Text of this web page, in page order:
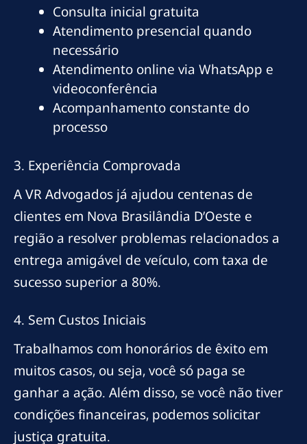
Consulta inicial gratuita
Atendimento presencial quando
necessário
Atendimento online via WhatsApp e
videoconferência
Acompanhamento constante do
processo
3. Experiência Comprovada
A VR Advogados já ajudou centenas de
clientes em Nova Brasilândia D’Oeste e
região a resolver problemas relacionados a
entrega amigável de veículo, com taxa de
sucesso superior a 80%.
4. Sem Custos Iniciais
Trabalhamos com honorários de êxito em
muitos casos, ou seja, você só paga se
ganhar a ação. Além disso, se você não tiver
condições financeiras, podemos solicitar
justiça gratuita.